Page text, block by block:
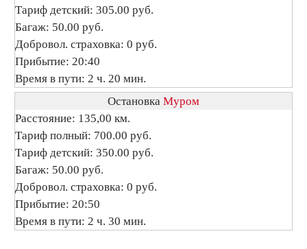
Тариф детский: 305.00 руб.
Багаж: 50.00 руб.
Добровол. страховка: 0 руб.
Прибытие: 20:40
Время в пути: 2 ч. 20 мин.
Остановка Муром
Расстояние: 135,00 км.
Тариф полный: 700.00 руб.
Тариф детский: 350.00 руб.
Багаж: 50.00 руб.
Добровол. страховка: 0 руб.
Прибытие: 20:50
Время в пути: 2 ч. 30 мин.